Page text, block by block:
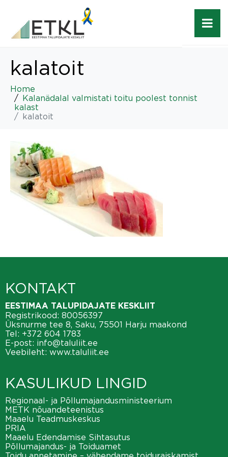
kalatoit
Home
Kalanädalal valmistati toitu poolest tonnist
kalast
kalatoit
KONTAKT
EESTIMAA TALUPIDAJATE KESKLIIT
Registrikood: 80056397
Üksnurme tee 8, Saku, 75501 Harju maakond
Tel: +372 604 1783
E-post: info@taluliit.ee
Veebileht: www.taluliit.ee
KASULIKUD LINGID
Regionaal- ja Põllumajandusministeerium
METK nõuandeteenistus
Maaelu Teadmuskeskus
PRIA
Maaelu Edendamise Sihtasutus
Põllumajandus- ja Toiduamet